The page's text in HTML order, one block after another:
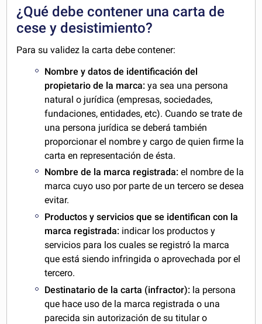
¿Qué debe contener una carta de
cese y desistimiento?
Para su validez la carta debe contener:
Nombre y datos de identificación del
propietario de la marca: ya sea una persona
natural o jurídica (empresas, sociedades,
fundaciones, entidades, etc). Cuando se trate de
una persona jurídica se deberá también
proporcionar el nombre y cargo de quien firme la
carta en representación de ésta.
Nombre de la marca registrada: el nombre de la
marca cuyo uso por parte de un tercero se desea
evitar.
Productos y servicios que se identifican con la
marca registrada: indicar los productos y
servicios para los cuales se registró la marca
que está siendo infringida o aprovechada por el
tercero.
Destinatario de la carta (infractor): la persona
que hace uso de la marca registrada o una
parecida sin autorización de su titular o